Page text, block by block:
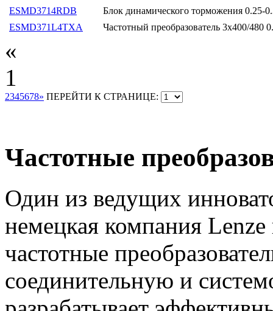
ESMD3714RDB
Блок динамического торможения 0.25-
ESMD371L4TXA
Частотный преобразователь 3х400/480
«
1
2345678» ПЕРЕЙТИ К СТРАНИЦЕ:
Частотные
Один из ведущих
немецкая компания
частотные
соединительную и